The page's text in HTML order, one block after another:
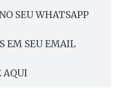
SEU WHATSAPP
EM SEU EMAIL
AQUI